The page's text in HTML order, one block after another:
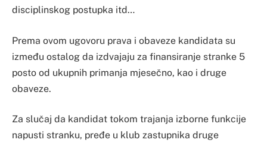
disciplinskog postupka itd…
Prema ovom ugovoru prava i obaveze kandidata su
između ostalog da izdvajaju za finansiranje stranke 5
posto od ukupnih primanja mjesečno, kao i druge
obaveze.
Za slučaj da kandidat tokom trajanja izborne funkcije
napusti stranku, pređe u klub zastupnika druge